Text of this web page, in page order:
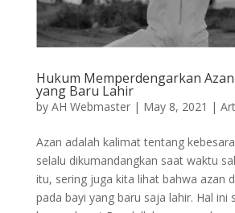
Hukum Memperdengarkan
yang Baru Lahir
by AH Webmaster| May 8, 2021 |
Azan adalah kalimat tentang
selalu dikumandangkan saat waktu
itu, sering juga kita lihat bahwa azan
pada bayi yang baru saja lahir. Hal ini